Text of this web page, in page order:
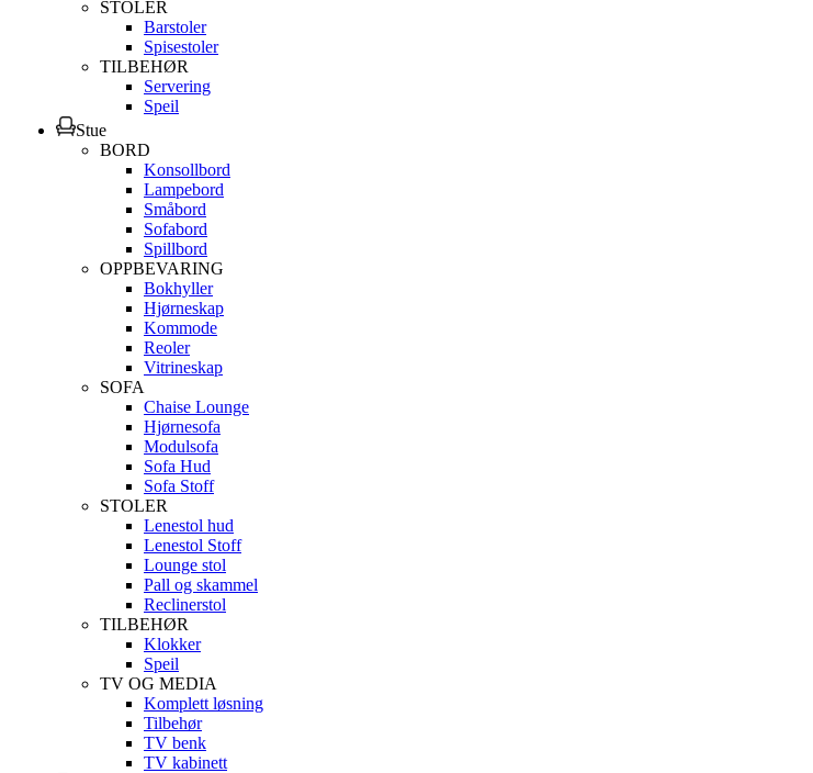
STOLER
Barstoler
Spisestoler
TILBEHØR
Servering
Speil
Stue
BORD
Konsollbord
Lampebord
Småbord
Sofabord
Spillbord
OPPBEVARING
Bokhyller
Hjørneskap
Kommode
Reoler
Vitrineskap
SOFA
Chaise Lounge
Hjørnesofa
Modulsofa
Sofa Hud
Sofa Stoff
STOLER
Lenestol hud
Lenestol Stoff
Lounge stol
Pall og skammel
Reclinerstol
TILBEHØR
Klokker
Speil
TV OG MEDIA
Komplett løsning
Tilbehør
TV benk
TV kabinett